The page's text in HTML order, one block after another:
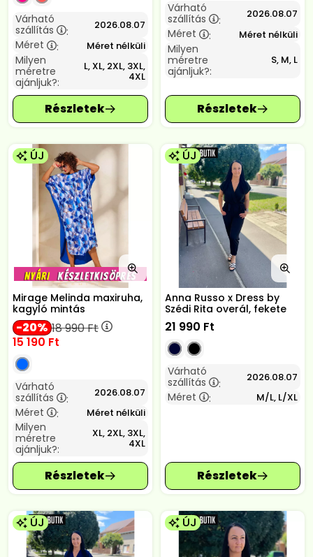
Várható
szállítás
: 2026.08.07
Méret : Méret nélküli
Milyen
méretre
ajánljuk?:
L, XL, 2XL, 3XL,
4XL
Várható
szállítás
: 2026.08.07
Méret : Méret nélküli
Milyen
méretre
ajánljuk?:
S, M, L
ÚJ
Mirage Melinda maxiruha,
kagyló mintás
20 18 990Ft
15 190 Ft
Várható
szállítás
: 2026.08.07
Méret : Méret nélküli
Milyen
méretre
ajánljuk?:
XL, 2XL, 3XL,
4XL
ÚJ
Anna Russo x Dress by
Szédi Rita overál, fekete
21 990 Ft
Várható
szállítás
: 2026.08.07
Méret : M/L, L/XL
ÚJ ÚJ